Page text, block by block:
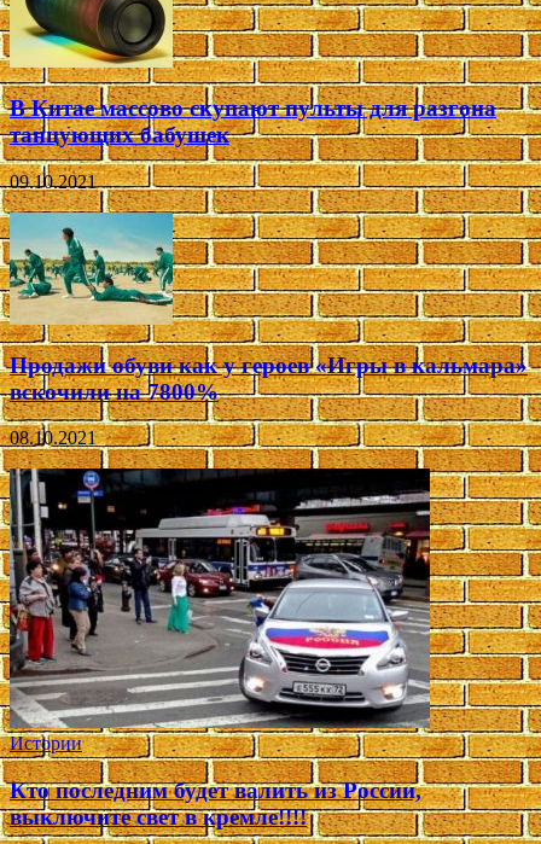
В Китае массово скупают пульты для разгона
танцующих бабушек
09.10.2021
Продажи обуви как у героев «Игры в кальмара»
вскочили на 7800%
08.10.2021
Истории
Кто последним будет валить из России,
выключите свет в кремле!!!!